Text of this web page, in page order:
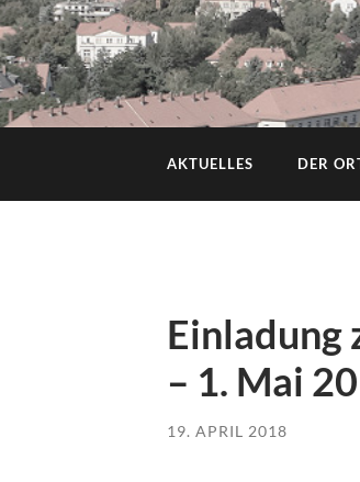
AKTUELLES DER
Einladung
– 1. Mai
19. APRIL 2018